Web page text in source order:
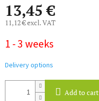
13,45 €
11,12 € excl. VAT
price:
1 - 3 weeks
Delivery options
Add to cart